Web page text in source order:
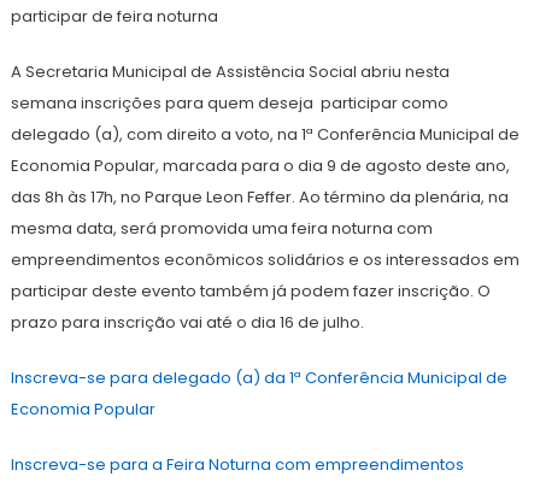
participar de feira noturna
A Secretaria Municipal de Assistência Social abriu nesta
semana inscrições para quem deseja participar como
delegado (a), com direito a voto, na 1ª Conferência Municipal de
Economia Popular, marcada para o dia 9 de agosto deste ano,
das 8h às 17h, no Parque Leon Feffer. Ao término da plenária, na
mesma data, será promovida uma feira noturna com
empreendimentos econômicos solidários e os interessados em
participar deste evento também já podem fazer inscrição. O
prazo para inscrição vai até o dia 16 de julho.
Inscreva-se para delegado (a) da 1ª Conferência Municipal de
Economia Popular
Inscreva-se para a Feira Noturna com empreendimentos